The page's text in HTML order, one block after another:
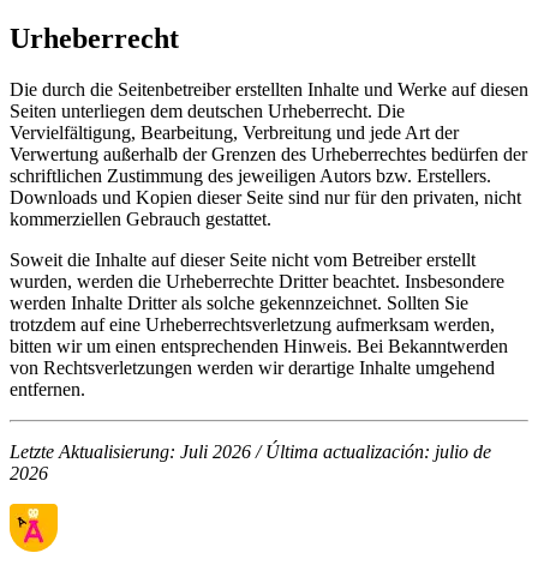
Urheberrecht
Die durch die Seitenbetreiber erstellten Inhalte und Werke auf diesen
Seiten unterliegen dem deutschen Urheberrecht. Die
Vervielfältigung, Bearbeitung, Verbreitung und jede Art der
Verwertung außerhalb der Grenzen des Urheberrechtes bedürfen der
schriftlichen Zustimmung des jeweiligen Autors bzw. Erstellers.
Downloads und Kopien dieser Seite sind nur für den privaten, nicht
kommerziellen Gebrauch gestattet.
Soweit die Inhalte auf dieser Seite nicht vom Betreiber erstellt
wurden, werden die Urheberrechte Dritter beachtet. Insbesondere
werden Inhalte Dritter als solche gekennzeichnet. Sollten Sie
trotzdem auf eine Urheberrechtsverletzung aufmerksam werden,
bitten wir um einen entsprechenden Hinweis. Bei Bekanntwerden
von Rechtsverletzungen werden wir derartige Inhalte umgehend
entfernen.
Letzte Aktualisierung: Juli 2026 / Última actualización: julio de
2026